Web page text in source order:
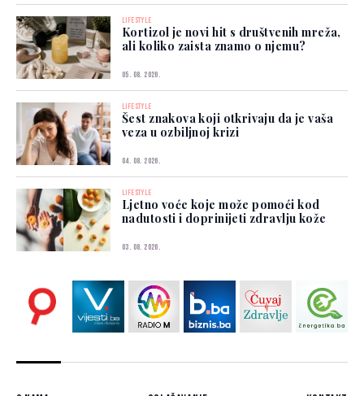
LIFESTYLE
Kortizol je novi hit s društvenih mreža,
ali koliko zaista znamo o njemu?
05. 08. 2026.
LIFESTYLE
Šest znakova koji otkrivaju da je vaša
veza u ozbiljnoj krizi
04. 08. 2026.
LIFESTYLE
Ljetno voće koje može pomoći kod
nadutosti i doprinijeti zdravlju kože
03. 08. 2026.